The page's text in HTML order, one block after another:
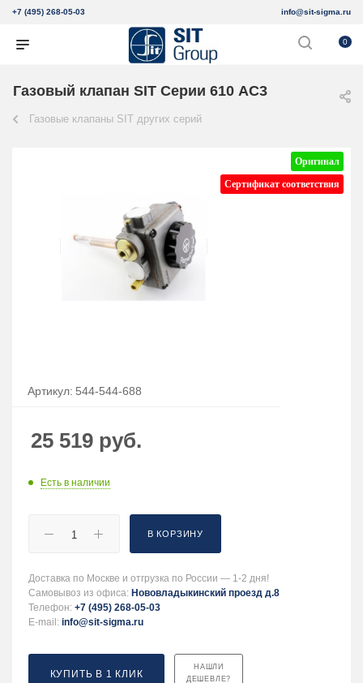
+7 (495) 268-05-03 info@sit-sigma.ru
0
Газовый клапан SIT Серии 610 AC3
Газовые клапаны SIT других серий
Оригинал
Сертификат соответствия
Артикул: 544-544-688
25 519 руб.
Есть в наличии
В КОРЗИНУ
Доставка по Москве и отгрузка по России — 1-2 дня!
Самовывоз из офиса: Нововладыкинский проезд д.8
Телефон: +7 (495) 268-05-03
E-mail: info@sit-sigma.ru
КУПИТЬ В 1 КЛИК
НАШЛИ
ДЕШЕВЛЕ?